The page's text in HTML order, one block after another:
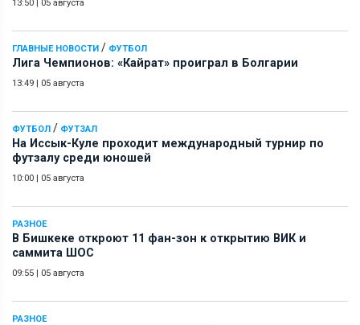
13:50 05 августа
ГЛАВНЫЕ НОВОСТИ / ФУТБОЛ
Лига Чемпионов: «Кайрат» проиграл в Болгарии
13:49 | 05 августа
ФУТБОЛ / ФУТЗАЛ
На Иссык-Куле проходит международный турнир по
футзалу среди юношей
10:00 | 05 августа
РАЗНОЕ
В Бишкеке откроют 11 фан-зон к открытию ВИК и
саммита ШОС
09:55 | 05 августа
РАЗНОЕ